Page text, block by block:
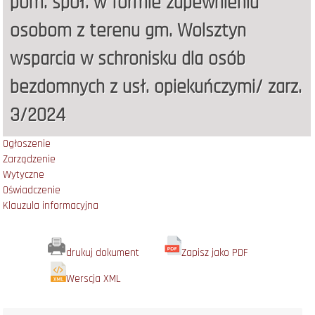
osobom z terenu gm. Wolsztyn
wsparcia w schronisku dla osób
bezdomnych z usł. opiekuńczymi/ zarz.
3/2024
Ogłoszenie
Zarządzenie
Wytyczne
Oświadczenie
Klauzula informacyjna
drukuj dokument
Zapisz jako PDF
Werscja XML